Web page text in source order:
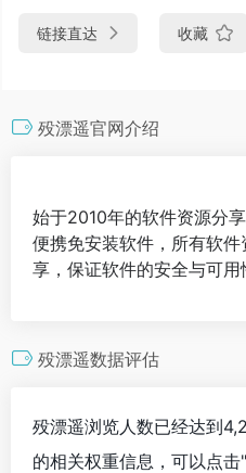
链接直达 收藏
殁漂遥官网介绍
始于2010年的软件资源分
便携免安装软件，所有软
享，保证软件的安全与可用
殁漂遥数据评估
殁漂遥浏览人数已经达到
的相关权重信息，可以点击"